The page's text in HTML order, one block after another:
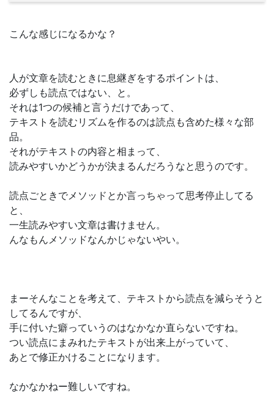
こんな感じになるかな？
人が文章を読むときに息継ぎをするポイントは、
必ずしも読点ではない、と。
それは1つの候補と言うだけであって、
テキストを読むリズムを作るのは読点も含めた様々な部
品。
それがテキストの内容と相まって、
読みやすいかどうかが決まるんだろうなと思うのです。
読点ごときでメソッドとか言っちゃって思考停止してる
と、
一生読みやすい文章は書けません。
んなもんメソッドなんかじゃないやい。
まーそんなことを考えて、テキストから読点を減らそうと
してるんですが、
手に付いた癖っていうのはなかなか直らないですね。
つい読点にまみれたテキストが出来上がっていて、
あとで修正かけることになります。
なかなかねー難しいですね。